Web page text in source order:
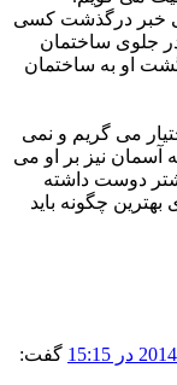
خبر درگذشت کسی
جلوی ساختمان
او به ساختمان
می گریم و نمی
آسمان نیز بر او می
دوست داشته
چگونه باید
گفت: